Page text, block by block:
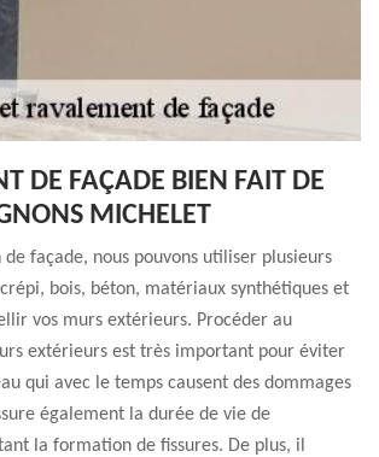
DE FAÇADE BIEN FAIT DE
MICHELET
façade, nous pouvons utiliser plusieurs
bois, béton, matériaux synthétiques et
vos murs extérieurs. Procéder au
extérieurs est très important pour éviter
qui avec le temps causent des dommages
également la durée de vie de
la formation de fissures. De plus, il